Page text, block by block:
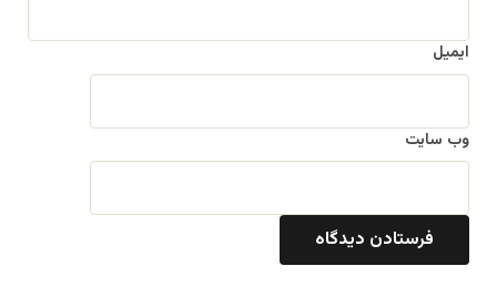
ایمیل
وب‌ سایت